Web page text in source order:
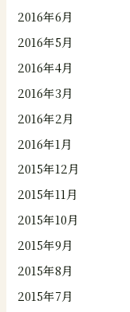
2016年6月
2016年5月
2016年4月
2016年3月
2016年2月
2016年1月
2015年12月
2015年11月
2015年10月
2015年9月
2015年8月
2015年7月